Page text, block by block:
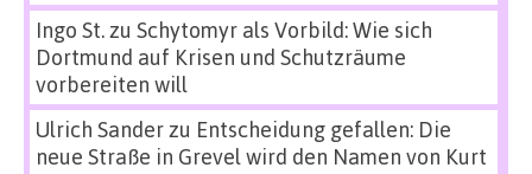
Ingo St.zu Schytomyr als Vorbild: Wie sich
Dortmund auf Krisen und Schutzräume
vorbereiten will
Ulrich Sanderzu Entscheidung gefallen: Die
neue Straße in Grevel wird den Namen von Kurt